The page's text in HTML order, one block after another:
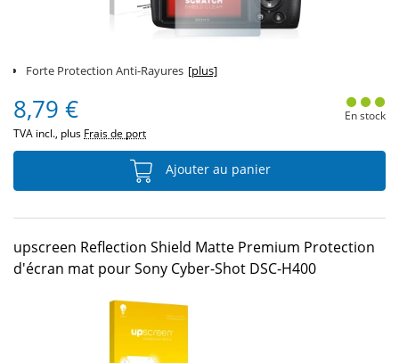
Forte Protection Anti-Rayures [plus]
8,79 €
TVA incl., plus Frais de port
En stock
Ajouter au panier
upscreen Reflection Shield Matte Premium Protection
d'écran mat pour Sony Cyber-Shot DSC-H400